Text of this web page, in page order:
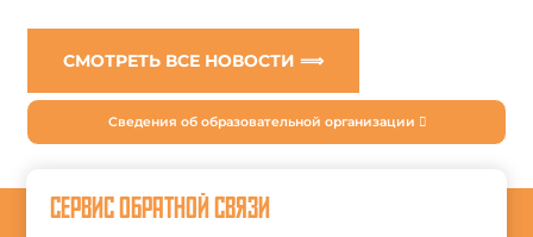
СМОТРЕТЬ ВСЕ НОВОСТИ ⟹
Сведения об образовательной организации
СЕРВИС ОБРАТНОЙ СВЯЗИ